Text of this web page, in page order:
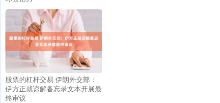
股票的杠杆交易 伊朗外交部：
伊方正就谅解备忘录文本开展最
终审议